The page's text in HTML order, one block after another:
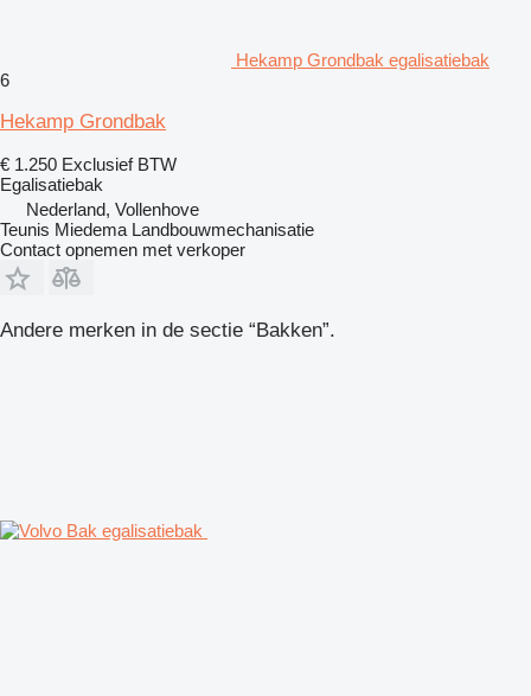
Hekamp Grondbak egalisatiebak
6
Hekamp Grondbak
€ 1.250 Exclusief BTW
Egalisatiebak
Nederland, Vollenhove
Teunis Miedema Landbouwmechanisatie
Contact opnemen met verkoper
Andere merken in de sectie “Bakken”.